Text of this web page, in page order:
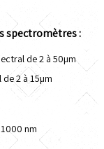
spectromètres :
de 2 à 50µm
2 à 15µm
nm